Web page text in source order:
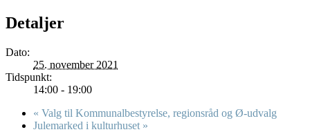
Detaljer
Dato:
25. november 2021
Tidspunkt:
14:00 - 19:00
« Valg til Kommunalbestyrelse, regionsråd og Ø-udvalg
Julemarked i kulturhuset »